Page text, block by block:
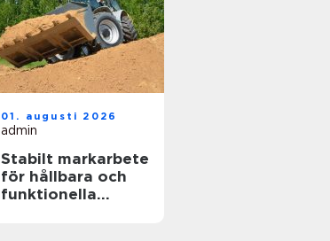
01. augusti 2026
admin
Stabilt markarbete
för hållbara och
funktionella